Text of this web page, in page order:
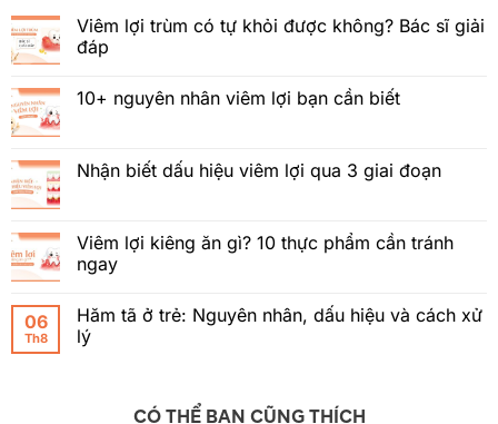
Viêm lợi trùm có tự khỏi được không? Bác sĩ giải
đáp
10+ nguyên nhân viêm lợi bạn cần biết
Nhận biết dấu hiệu viêm lợi qua 3 giai đoạn
Viêm lợi kiêng ăn gì? 10 thực phẩm cần tránh
ngay
06
Th8
Hăm tã ở trẻ: Nguyên nhân, dấu hiệu và cách xử
lý
CÓ THỂ BẠN CŨNG THÍCH